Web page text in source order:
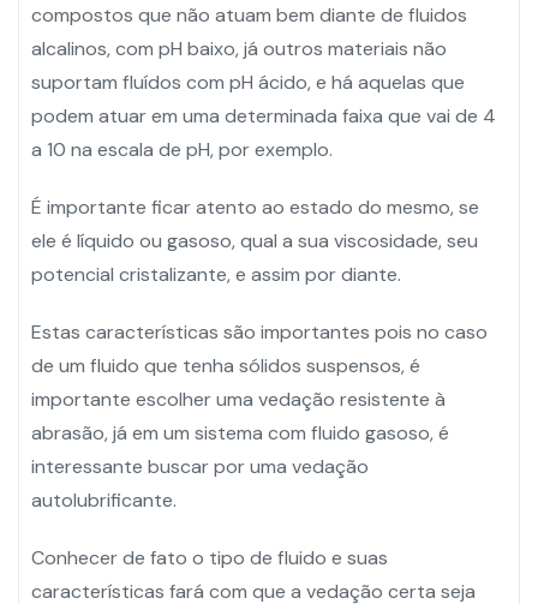
compostos que não atuam bem diante de fluidos
alcalinos, com pH baixo, já outros materiais não
suportam fluídos com pH ácido, e há aquelas que
podem atuar em uma determinada faixa que vai de 4
a 10 na escala de pH, por exemplo.
É importante ficar atento ao estado do mesmo, se
ele é líquido ou gasoso, qual a sua viscosidade, seu
potencial cristalizante, e assim por diante.
Estas características são importantes pois no caso
de um fluido que tenha sólidos suspensos, é
importante escolher uma vedação resistente à
abrasão, já em um sistema com fluido gasoso, é
interessante buscar por uma vedação
autolubrificante.
Conhecer de fato o tipo de fluido e suas
características fará com que a vedação certa seja